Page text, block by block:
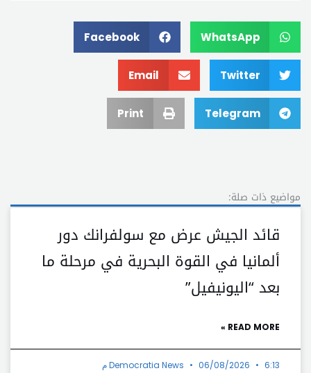
WhatsApp
Facebook
Twitter
Email
Telegram
Print
مواضيع ذات صلة:
قائد الجيش عرض مع سولفرانك دور
ألمانيا في القوة البحرية في مرحلة ما
بعد “اليونيفيل”
READ MORE »
Democratia News 06/08/2026 6:13 م